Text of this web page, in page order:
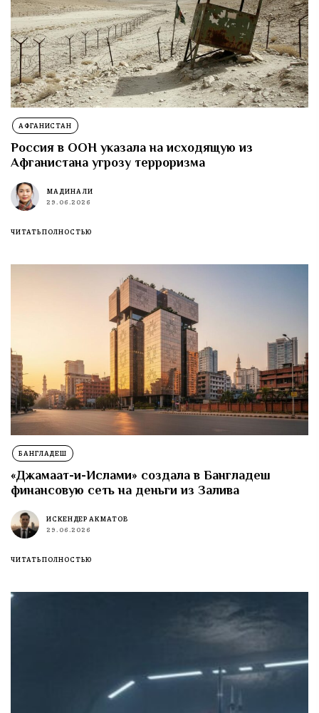
АФГАНИСТАН
Россия в ООН указала на исходящую из
Афганистана угрозу терроризма
МАДИНА ЛИ
29.06.2026
ЧИТАТЬ ПОЛНОСТЬЮ
БАНГЛАДЕШ
«Джамаат-и-Ислами» создала в Бангладеш
финансовую сеть на деньги из Залива
ИСКЕНДЕР АКМАТОВ
29.06.2026
ЧИТАТЬ ПОЛНОСТЬЮ